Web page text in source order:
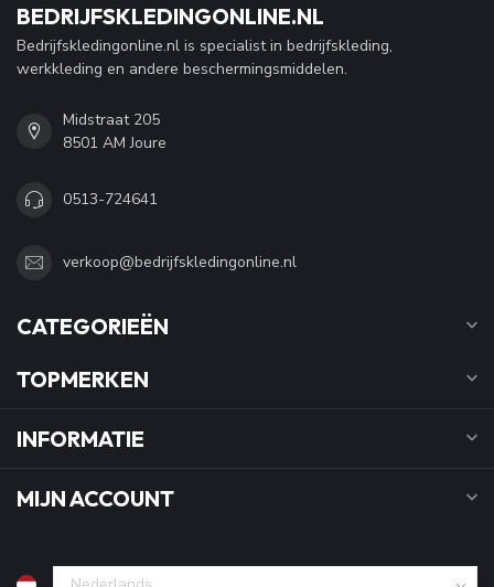
BEDRIJFSKLEDINGONLINE.NL
Bedrijfskledingonline.nl is specialist in bedrijfskleding,
werkkleding en andere beschermingsmiddelen.
Midstraat 205
8501 AM Joure
0513-724641
verkoop@bedrijfskledingonline.nl
CATEGORIEËN
TOPMERKEN
INFORMATIE
MIJN ACCOUNT